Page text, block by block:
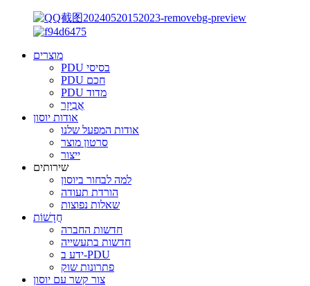
מוצרים
PDU בסיסי
PDU חכם
PDU מדוד
אֲבִיזָר
אודות יוסון
אודות המפעל שלנו
סרטון מוצר
ייצור
שירותים
למה לבחור ביוסון
הורדת תעודה
שאלות נפוצות
חֲדָשׁוֹת
חדשות החברה
חדשות בתעשייה
ידע ב-PDU
פתרונות שוק
צור קשר עם יוסון